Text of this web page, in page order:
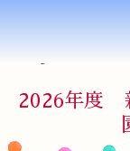
2026年度